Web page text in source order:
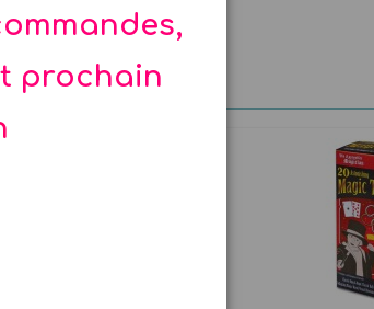
prochain